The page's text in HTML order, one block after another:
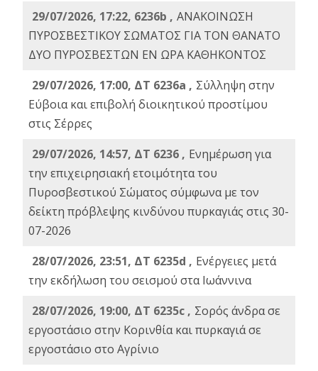
29/07/2026, 17:22, 6236b , ΑΝΑΚΟΙΝΩΣΗ
ΠΥΡΟΣΒΕΣΤΙΚΟΥ ΣΩΜΑΤΟΣ ΓΙΑ ΤΟΝ ΘΑΝΑΤΟ
ΔΥΟ ΠΥΡΟΣΒΕΣΤΩΝ ΕΝ ΩΡΑ ΚΑΘΗΚΟΝΤΟΣ
29/07/2026, 17:00, ΔΤ 6236a , Σύλληψη στην
Εύβοια και επιβολή διοικητικού προστίμου
στις Σέρρες
29/07/2026, 14:57, ΔΤ 6236 , Ενημέρωση για
την επιχειρησιακή ετοιμότητα του
Πυροσβεστικού Σώματος σύμφωνα με τον
δείκτη πρόβλεψης κινδύνου πυρκαγιάς στις 30-
07-2026
28/07/2026, 23:51, ΔΤ 6235d , Ενέργειες μετά
την εκδήλωση του σεισμού στα Ιωάννινα
28/07/2026, 19:00, ΔΤ 6235c , Σορός άνδρα σε
εργοστάσιο στην Κορινθία και πυρκαγιά σε
εργοστάσιο στο Αγρίνιο